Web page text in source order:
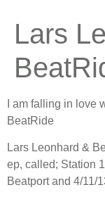
Lars
I am falling in love
BeatRide
Lars Leonhard &
ep, called; Station
Beatport and 4/11/